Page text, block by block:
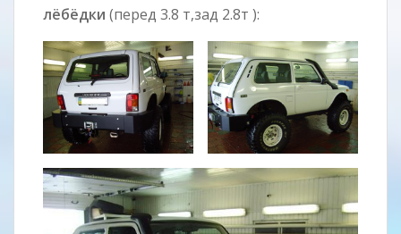
лёбёдки (перед 3.8 т,зад 2.8т ):